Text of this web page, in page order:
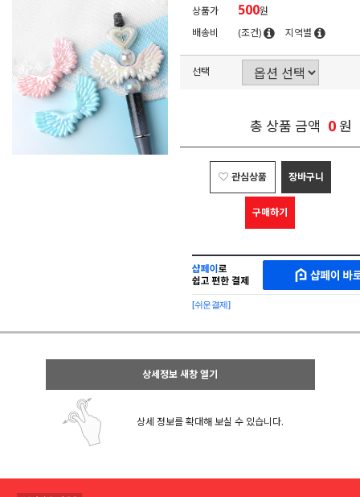
상품가 500원
배송비
(조건) 지역별
선택
총 상품 금액 0원
관심상품 장바구니
구매하기
MAKESHOP
SHOPPAY
로
간
구
샵
페
페
이
구
[쉬운결제]
상세정보 새창 열기
상세 정보를 확대해 보실 수 있습니다.